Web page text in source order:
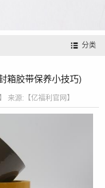
分类
箱胶带保养小技巧)
来源:【亿福利官网】